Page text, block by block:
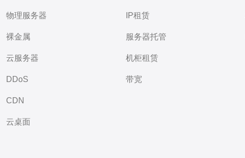
物理服务器
裸金属
云服务器
DDoS
CDN
云桌面
IP租赁
服务器托管
机柜租赁
带宽